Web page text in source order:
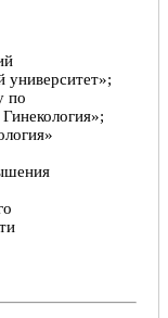
университет»;
по